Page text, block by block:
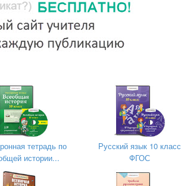
тетрадь по
истории...
Русский язык 10 класс
ФГОС